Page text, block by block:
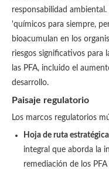
responsabilidad
'químicos para siempre,
bioacumulan en los
riesgos significativos para
las PFA, incluido el
desarrollo.
Paisaje regulatorio
Los marcos regulatorios
Hoja de ruta
integral que aborda la
remediación de los